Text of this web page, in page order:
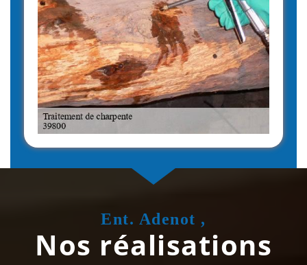
Ent. Adenot ,
Nos réalisations